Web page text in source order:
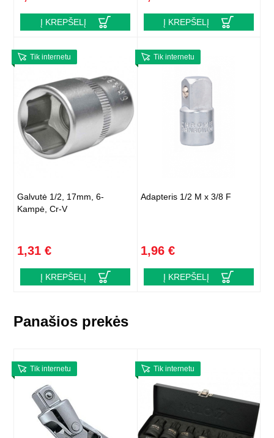
Į KREPŠELĮ Į KREPŠELĮ
Tik internetu
Galvutė 1/2, 17mm, 6-
Kampė, Cr-V
1,31 €
Į KREPŠELĮ
Tik internetu
Adapteris 1/2 M x 3/8 F
1,96 €
Į KREPŠELĮ
Panašios prekės
Tik internetu Tik internetu